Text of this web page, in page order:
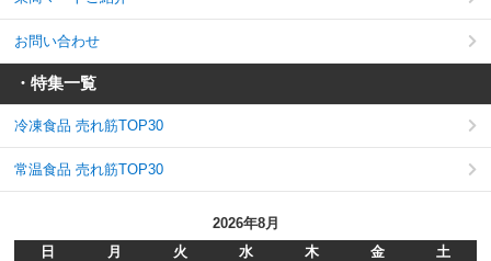
お問い合わせ
・特集一覧
冷凍食品 売れ筋TOP30
常温食品 売れ筋TOP30
2026年8月
日
月 火 水 木 金
土